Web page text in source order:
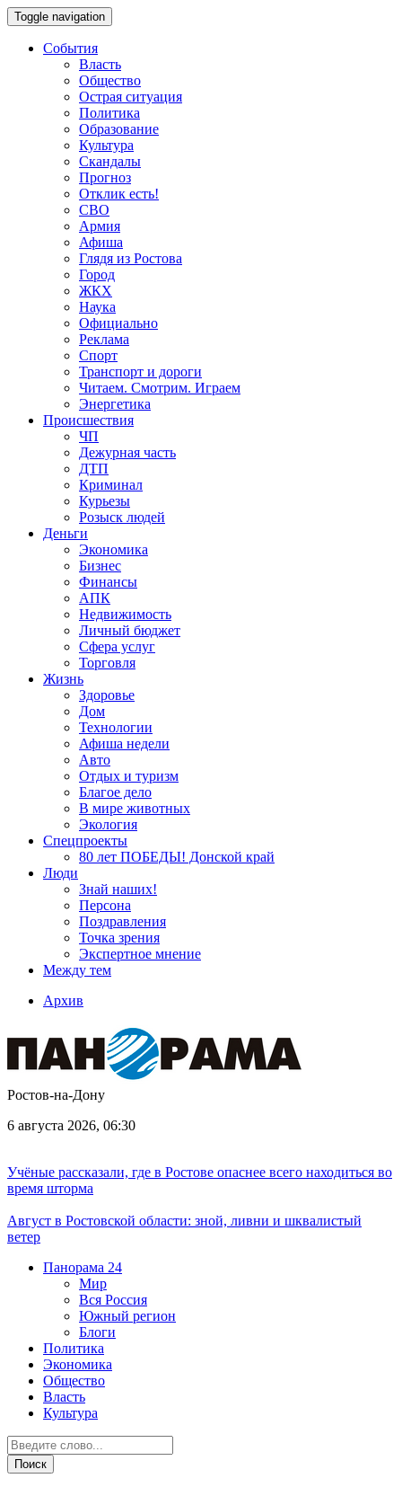
Toggle navigation
События
Власть
Общество
Острая ситуация
Политика
Образование
Культура
Скандалы
Прогноз
Отклик есть!
СВО
Армия
Афиша
Глядя из Ростова
Город
ЖКХ
Наука
Официально
Реклама
Спорт
Транспорт и дороги
Читаем. Смотрим. Играем
Энергетика
Происшествия
ЧП
Дежурная часть
ДТП
Криминал
Курьезы
Розыск людей
Деньги
Экономика
Бизнес
Финансы
АПК
Недвижимость
Личный бюджет
Сфера услуг
Торговля
Жизнь
Здоровье
Дом
Технологии
Афиша недели
Авто
Отдых и туризм
Благое дело
В мире животных
Экология
Спецпроекты
80 лет ПОБЕДЫ! Донской край
Люди
Знай наших!
Персона
Поздравления
Точка зрения
Экспертное мнение
Между тем
Архив
Ростов-на-Дону
6 августа 2026, 06:30
Учёные рассказали, где в Ростове опаснее всего находиться во
время шторма
Август в Ростовской области: зной, ливни и шквалистый
ветер
Панорама 24
Мир
Вся Россия
Южный регион
Блоги
Политика
Экономика
Общество
Власть
Культура